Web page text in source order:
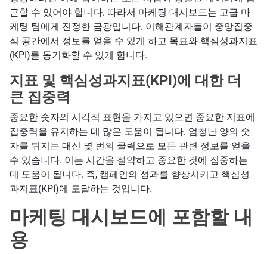
근할 수 있어야 합니다. 따라서 마케팅 대시보드는 고급 마
케팅 팀에게 진정한 금광입니다. 이해관계자들이 중앙집중
식 공간에서 정보를 얻을 수 있게 하고 목표와 핵심성과지표
(KPI)를 동기화할 수 있게 합니다.
지표 및 핵심성과지표(KPI)에 대한 더
큰 집중력
중요한 숫자의 시각적 표현을 가지고 있으면 중요한 지표에
집중력을 유지하는 데 많은 도움이 됩니다. 엄청난 양의 숫
자를 뒤지는 대신 몇 번의 클릭으로 모든 관련 정보를 얻을
수 있습니다. 이는 시간을 절약하고 중요한 것에 집중하는
데 도움이 됩니다. 즉, 캠페인의 성과를 향상시키고 핵심성
과지표(KPI)에 도달하는 것입니다.
마케팅 대시보드에 포함할 내
용